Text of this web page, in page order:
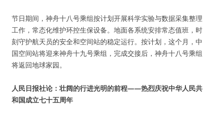
节日期间，神舟十八号乘组按计划开展科学实验与数据采集整理
工作，常态化维护环控生保设备。地面各系统安排常态值班，时
刻守护航天员的安全和空间站的稳定运行。按计划，这个月，中
国空间站将迎来神舟十九号乘组，完成交接后，神舟十八号乘组
将返回地球家园。
人民日报社论：壮阔的行进光明的前程——热烈庆祝中华人民共
和国成立七十五周年